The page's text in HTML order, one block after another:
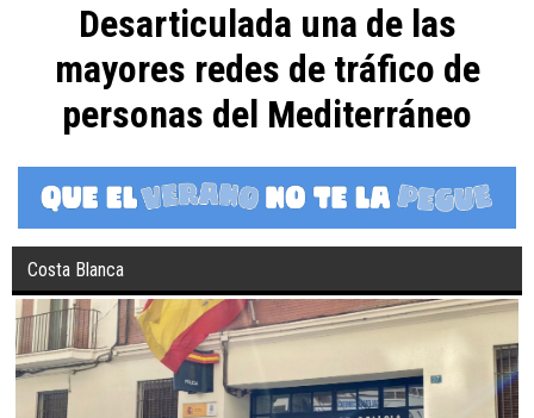
Desarticulada una de las
mayores redes de tráfico de
personas del Mediterráneo
Costa Blanca